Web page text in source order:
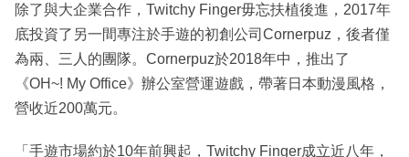
除了與大企業合作，Twitchy Finger毋忘扶植後進，2017年
底投資了另一間專注於手遊的初創公司Cornerpuz，後者僅
為兩、三人的團隊。Cornerpuz於2018年中，推出了
《OH~! My Office》辦公室營運遊戲，帶著日本動漫風格，
營收近200萬元。
「手遊市場約於10年前興起，Twitchy Finger成立近八年，